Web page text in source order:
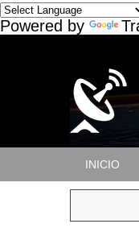
Powered by
INICIO